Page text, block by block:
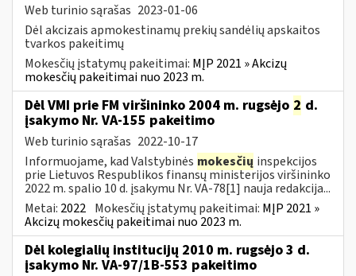
Web turinio sąrašas 2023-01-06
Dėl akcizais apmokestinamų prekių sandėlių apskaitos
tvarkos pakeitimų
Mokesčių įstatymų pakeitimai: MĮP 2021 » Akcizų
mokesčių pakeitimai nuo 2023 m.
Dėl VMI prie FM viršininko 2004 m. rugsėjo 2 d.
įsakymo Nr. VA-155 pakeitimo
Web turinio sąrašas 2022-10-17
Informuojame, kad Valstybinės mokesčių inspekcijos
prie Lietuvos Respublikos finansų ministerijos viršininko
2022 m. spalio 10 d. įsakymu Nr. VA-78[1] nauja redakcija...
Metai: 2022 Mokesčių įstatymų pakeitimai: MĮP 2021 »
Akcizų mokesčių pakeitimai nuo 2023 m.
Dėl kolegialių institucijų 2010 m. rugsėjo 3 d.
įsakymo Nr. VA-97/1B-553 pakeitimo